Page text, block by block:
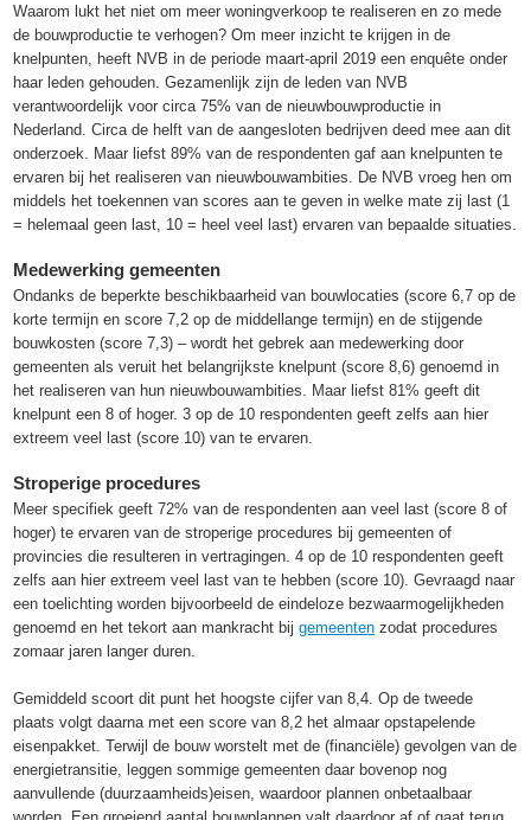
Waarom lukt het niet om meer woningverkoop te realiseren en zo mede
de bouwproductie te verhogen? Om meer inzicht te krijgen in de
knelpunten, heeft NVB in de periode maart-april 2019 een enquête onder
haar leden gehouden. Gezamenlijk zijn de leden van NVB
verantwoordelijk voor circa 75% van de nieuwbouwproductie in
Nederland. Circa de helft van de aangesloten bedrijven deed mee aan dit
onderzoek. Maar liefst 89% van de respondenten gaf aan knelpunten te
ervaren bij het realiseren van nieuwbouwambities. De NVB vroeg hen om
middels het toekennen van scores aan te geven in welke mate zij last (1
= helemaal geen last, 10 = heel veel last) ervaren van bepaalde situaties.
Medewerking gemeenten
Ondanks de beperkte beschikbaarheid van bouwlocaties (score 6,7 op de
korte termijn en score 7,2 op de middellange termijn) en de stijgende
bouwkosten (score 7,3) – wordt het gebrek aan medewerking door
gemeenten als veruit het belangrijkste knelpunt (score 8,6) genoemd in
het realiseren van hun nieuwbouwambities. Maar liefst 81% geeft dit
knelpunt een 8 of hoger. 3 op de 10 respondenten geeft zelfs aan hier
extreem veel last (score 10) van te ervaren.
Stroperige procedures
Meer specifiek geeft 72% van de respondenten aan veel last (score 8 of
hoger) te ervaren van de stroperige procedures bij gemeenten of
provincies die resulteren in vertragingen. 4 op de 10 respondenten geeft
zelfs aan hier extreem veel last van te hebben (score 10). Gevraagd naar
een toelichting worden bijvoorbeeld de eindeloze bezwaarmogelijkheden
genoemd en het tekort aan mankracht bijgemeenten zodat procedures
zomaar jaren langer duren.
Gemiddeld scoort dit punt het hoogste cijfer van 8,4. Op de tweede
plaats volgt daarna met een score van 8,2 het almaar opstapelende
eisenpakket. Terwijl de bouw worstelt met de (financiële) gevolgen van de
energietransitie, leggen sommige gemeenten daar bovenop nog
aanvullende (duurzaamheids)eisen, waardoor plannen onbetaalbaar